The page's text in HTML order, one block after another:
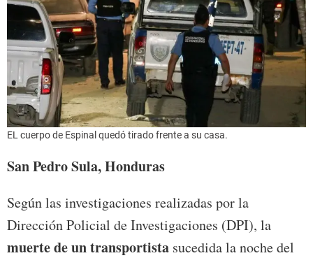
EL cuerpo de Espinal quedó tirado frente a su casa.
San Pedro Sula, Honduras
Según las investigaciones realizadas por la
Dirección Policial de Investigaciones (DPI), la
muerte de un transportista sucedida la noche del